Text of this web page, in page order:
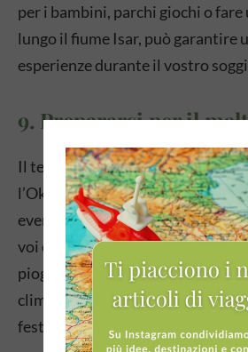
per i bambini, parchi giochi o
lungo il fiume Isar, può garantire
esperienze durante il vostro
9. Prepararsi per il
Il tempo può essere
l’Oktoberfest, quindi è
eventuali cambiamenti
voi ombrelli o impermeabili per
pioggia e vestite i bambini in
clima. Ricordate che anche se
festosa dell’Oktoberfest non